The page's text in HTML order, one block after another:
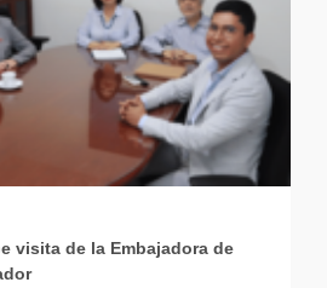
visita de la Embajadora de